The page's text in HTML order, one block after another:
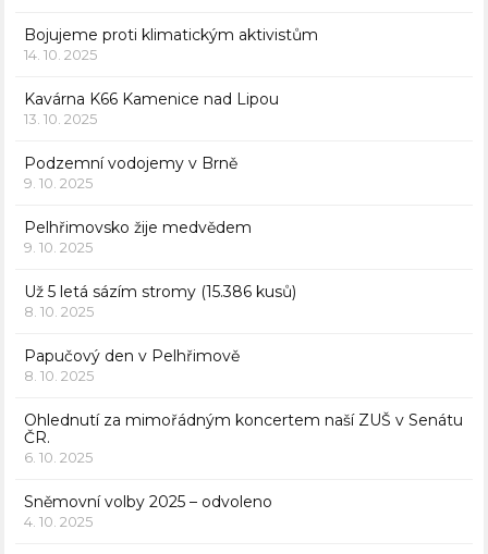
Bojujeme proti klimatickým aktivistům
14. 10. 2025
Kavárna K66 Kamenice nad Lipou
13. 10. 2025
Podzemní vodojemy v Brně
9. 10. 2025
Pelhřimovsko žije medvědem
9. 10. 2025
Už 5 letá sázím stromy (15.386 kusů)
8. 10. 2025
Papučový den v Pelhřimově
8. 10. 2025
Ohlednutí za mimořádným koncertem naší ZUŠ v Senátu
ČR.
6. 10. 2025
Sněmovní volby 2025 – odvoleno
4. 10. 2025